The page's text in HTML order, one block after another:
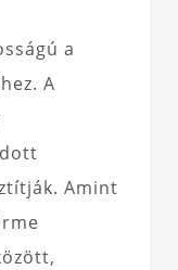
a
A
Amint